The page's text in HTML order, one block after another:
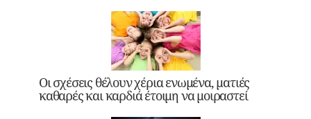
Οι σχέσεις θέλουν χέρια ενωμένα, ματιές
καθαρές και καρδιά έτοιμη να μοιραστεί